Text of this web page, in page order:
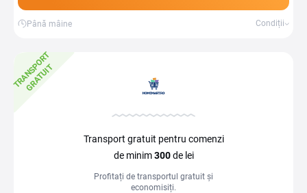
Până mâine Condiții
T
R
A
N
S
P
O
R
T
G
R
A
T
U
I
T
Transport gratuit pentru comenzi
de minim300de lei
Profitați de transportul gratuit și
economisiți.